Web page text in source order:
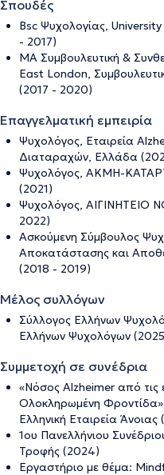
Σπουδές
Bsc Ψυχολογίας,
- 2017)
MA Συμβουλευτική &
East London,
(2017 - 2020)
Επαγγελματική εμπειρία
Ψυχολόγος, Εταιρεία
Διαταραχών, Ελλάδα
Ψυχολόγος, ΑΚΜΗ-
(2021)
Ψυχολόγος,
2022)
Ασκούμενη Σύμβουλος
Αποκατάστασης και
(2018 - 2019)
Μέλος συλλόγων
Σύλλογος Ελλήνων
Ελλήνων Ψυχολόγων
Συμμετοχή σε συνέδρια
«Νόσος Αlzheimer από τις
Ολοκληρωμένη
Ελληνική Εταιρεία Άνοιας
1ου Πανελλήνιου
Τροφής (2024)
Εργαστήριο με θέμα: